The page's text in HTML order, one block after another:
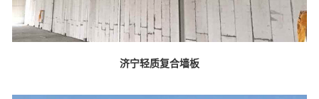
济宁轻质复合墙板